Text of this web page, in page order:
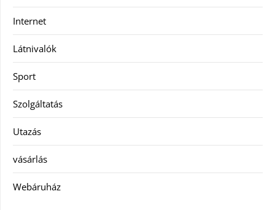
Internet
Látnivalók
Sport
Szolgáltatás
Utazás
vásárlás
Webáruház